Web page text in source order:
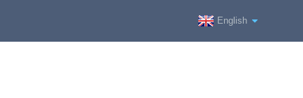
English